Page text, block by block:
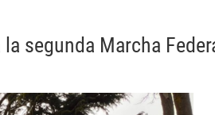
segunda Marcha